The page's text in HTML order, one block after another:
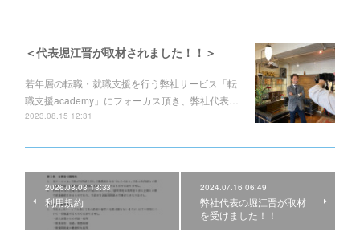
＜代表堀江晋が取材されました！！＞
若年層の転職・就職支援を行う弊社サービス「転
職支援academy」にフォーカス頂き、弊社代表…
2023.08.15 12:31
2026.03.03 13:33
利用規約
2024.07.16 06:49
弊社代表の堀江晋が取材
を受けました！！